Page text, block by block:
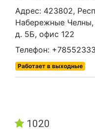
Адрес: 423802,
Набережные Челны,
д. 5Б, офис 122
Телефон:
Работает в выходные
1020